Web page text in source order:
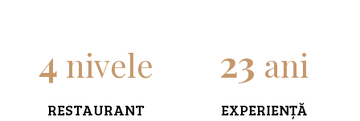
4 nivele
RESTAURANT
23 ani
EXPERIENȚĂ